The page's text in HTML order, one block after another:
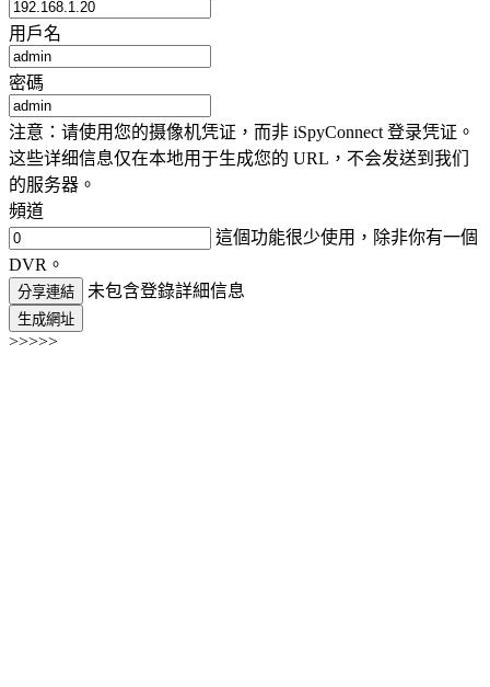
用戶名
密碼
注意：请使用您的摄像机凭证，而非 iSpyConnect 登录凭证。
这些详细信息仅在本地用于生成您的 URL，不会发送到我们
的服务器。
頻道
這個功能很少使用，除非你有一個
DVR。
分享連結 未包含登錄詳細信息
生成網址
>>>>>